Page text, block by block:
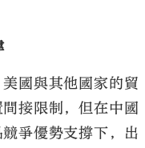
美國與其他國家的貿
接限制，但在中國
爭優勢支撐下，出